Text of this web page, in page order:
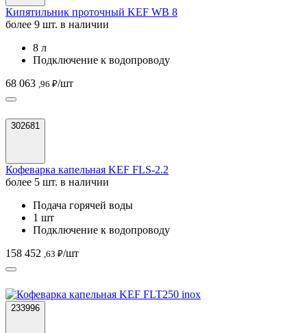
Кипятильник проточный KEF WB 8
более 9 шт. в наличии
8 л
Подключение к водопроводу
68 063 ,96 ₽/шт
302681
Кофеварка капельная KEF FLS-2.2
более 5 шт. в наличии
Подача горячей воды
1 шт
Подключение к водопроводу
158 452 ,63 ₽/шт
233996